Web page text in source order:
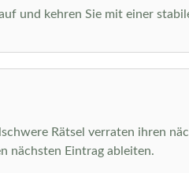
und kehren Sie mit einer
Rätsel verraten ihren
nächsten Eintrag ableiten.